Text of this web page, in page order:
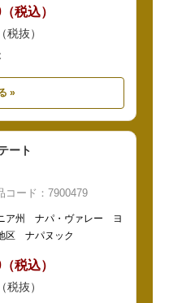
税込）
税抜）
»
ート
コード：7900479
ア州 ナパ・ヴァレー ヨ
区 ナパヌック
税込）
税抜）